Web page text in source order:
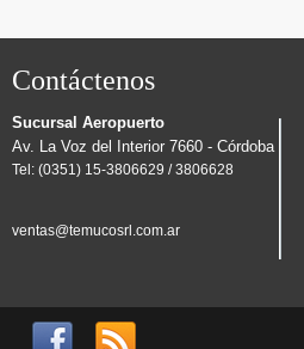
Contáctenos
Sucursal Aeropuerto
Av. La Voz del Interior 7660 - Córdoba
Tel: (0351) 15-3806629 / 3806628
ventas@temucosrl.com.ar